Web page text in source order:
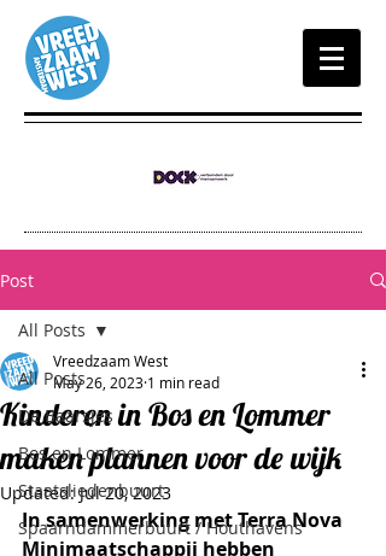
Post
All Posts
De Baarsjes
Bos en Lommer
Staatsliedenbuurt
Spaarndammerbuurt / Houthavens
All Posts
Kinderen in Bos en Lommer
maken plannen voor de wijk
Vreedzaam West
May 26, 2023 1 min read
Updated:Jul 20, 2023
In samenwerking met Terra Nova
Minimaatschappij hebben